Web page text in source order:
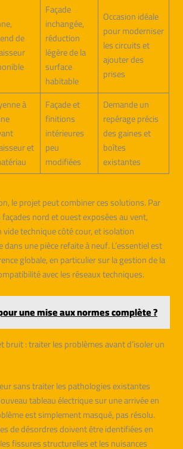
de
Façade
inchangée,
réduction
légère de la
surface
habitable
Occasion idéale
pour moderniser
les circuits et
ajouter des
prises
à
et
Façade et
finitions
intérieures
peu
modifiées
Demande un
repérage précis
des gaines et
boîtes
existantes
le projet peut combiner ces solutions. Par
nord et ouest exposées au vent,
technique côté cour, et isolation
une pièce refaite à neuf. L’essentiel est
globale, en particulier sur la gestion de la
avec les réseaux techniques.
une mise aux normes complète ?
bruit : traiter les problèmes avant d’isoler un
sans traiter les pathologies existantes
tableau électrique sur une arrivée en
est simplement masqué, pas résolu.
de désordres doivent être identifiées en
fissures structurelles et les nuisances